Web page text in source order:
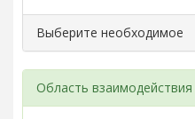
Выберите необходимое
Область взаимодействия